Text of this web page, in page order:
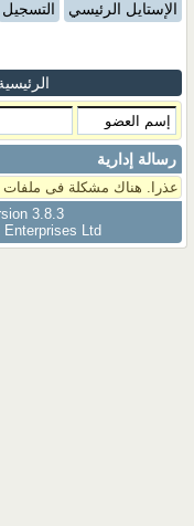
الإستايل الرئيسي التسجيل
رسالة إدارية
عذرا. هناك مشكلة فى ملفات
3.8.3
Ltd.